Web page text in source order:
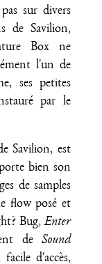
sur divers
de Savilion,
Box ne
l'un de
ses petites
par le
Savilion, est
bien son
de samples
flow posé et
Bug,Enter
deSound
d'accès,